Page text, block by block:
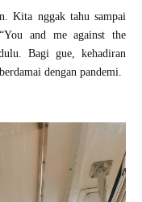
Kita nggak tahu sampai
and me against the
Bagi gue, kehadiran
dengan pandemi.